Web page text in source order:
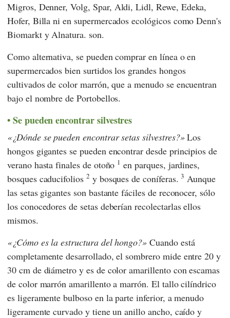
Migros, Denner,Volg, Spar, Aldi,Lidl, Rewe, Edeka,
Hofer, Billa ni en supermercados ecológicos comoDenn's
BiomarktyAlnatura. son.
Como alternativa, se pueden comprar en línea o en
supermercados bien surtidos los grandes hongos
cultivados de color marrón, que a menudo se encuentran
bajo el nombre de Portobellos.
Se pueden encontrar silvestres
¿Dónde se pueden encontrar setas silvestres? Los
hongos gigantes se pueden encontrar desde principios de
verano hasta finales de otoño 1 en parques, jardines,
bosques caducifolios 2 y bosques de coníferas.3 Aunque
las setas gigantes son bastante fáciles de reconocer, sólo
los conocedores de setas deberían recolectarlas ellos
mismos.
¿Cómo es la estructura del hongo? Cuando está
completamente desarrollado, el sombrero mide entre 20 y
30 cm de diámetro y es de color amarillento con escamas
de color marrón amarillento a marrón. El tallo cilíndrico
es ligeramente bulboso en la parte inferior, a menudo
ligeramente curvado y tiene un anillo ancho, caído y